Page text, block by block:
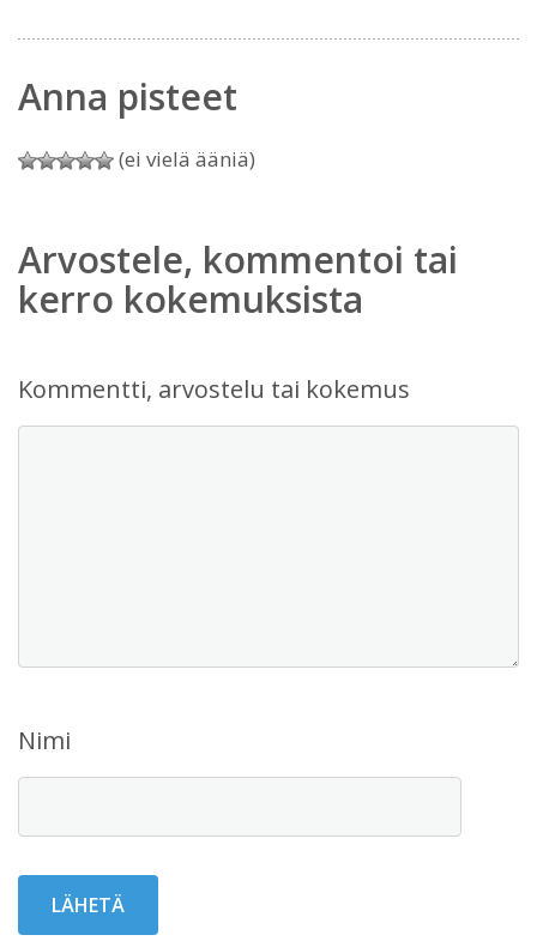
Anna pisteet
(ei vielä ääniä)
Arvostele, kommentoi tai
kerro kokemuksista
Kommentti, arvostelu tai kokemus
Nimi